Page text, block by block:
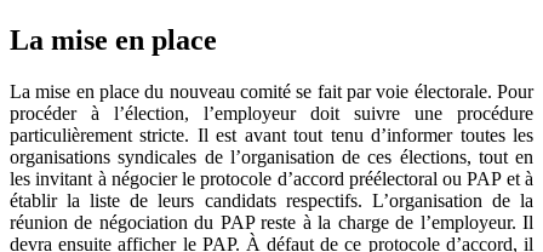
La mise en place
La mise en place du nouveau comité se fait par voie électorale. Pour
procéder à l’élection, l’employeur doit suivre une procédure
particulièrement stricte. Il est avant tout tenu d’informer toutes les
organisations syndicales de l’organisation de ces élections, tout en
les invitant à négocier le protocole d’accord préélectoral ou PAP et à
établir la liste de leurs candidats respectifs. L’organisation de la
réunion de négociation du PAP reste à la charge de l’employeur. Il
devra ensuite afficher le PAP. À défaut de ce protocole d’accord, il